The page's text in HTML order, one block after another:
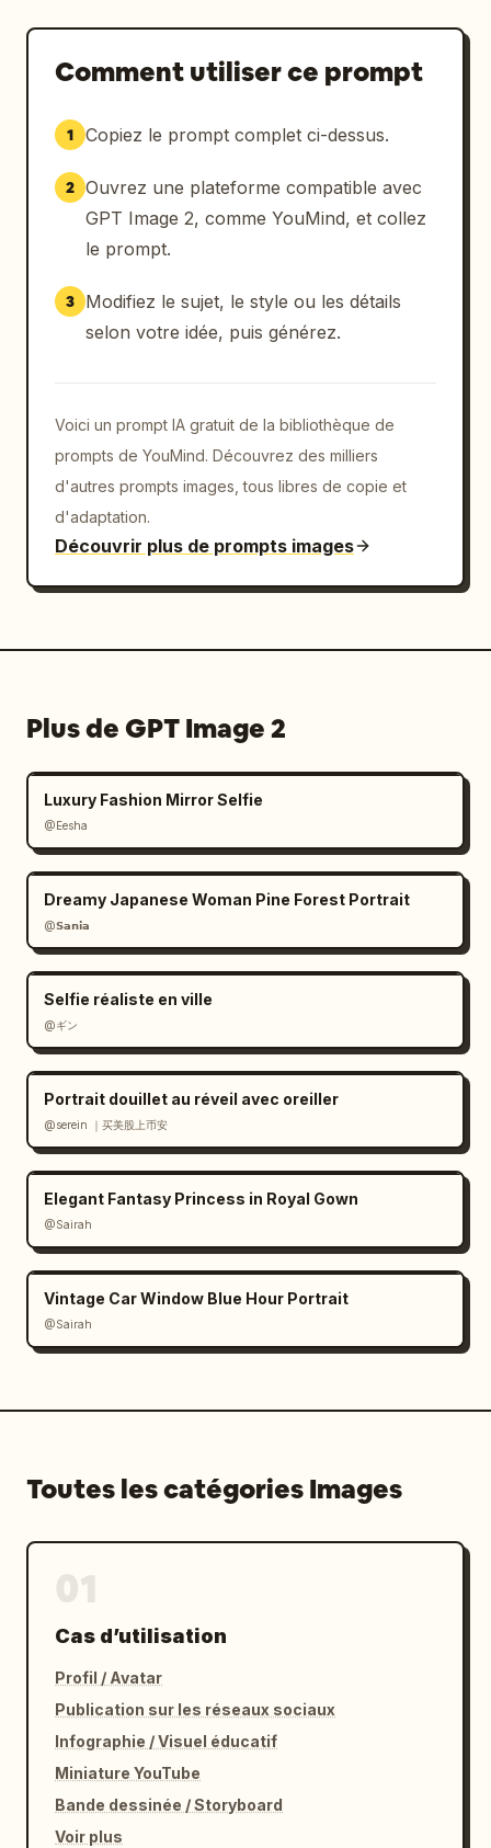
Comment utiliser ce prompt
1 Copiez le prompt complet ci-dessus.
2 Ouvrez une plateforme compatible avec
GPT Image 2, comme YouMind, et collez
le prompt.
3
Modifiez le sujet, le style ou les détails
selon votre idée, puis générez.
Voici un prompt IA gratuit de la bibliothèque de
prompts de YouMind. Découvrez des milliers
d'autres prompts images, tous libres de copie et
d'adaptation.
Découvrir plus de prompts images
Plus de GPT Image 2
Luxury Fashion Mirror Selfie
@Eesha
Dreamy Japanese Woman Pine Forest Portrait
@𝗦𝗮𝗻𝗶𝗮
Selfie réaliste en ville
@ギン
Portrait douillet au réveil avec oreiller
@serein ｜买美股上币安
Elegant Fantasy Princess in Royal Gown
@Sairah
Vintage Car Window Blue Hour Portrait
@Sairah
Toutes les catégories Images
Cas d’utilisation
Profil / Avatar
Publication sur les réseaux sociaux
Infographie / Visuel éducatif
Miniature YouTube
Bande dessinée / Storyboard
Voir plus